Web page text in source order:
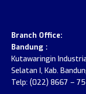
Branch Office:
Bandung :
Kutawaringin
Selatan I, Kab.
Telp: (022) 8667 –